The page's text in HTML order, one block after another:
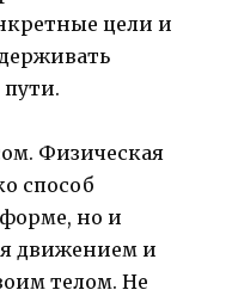
цели и
Физическая
способ
но и
движением и
телом. Не